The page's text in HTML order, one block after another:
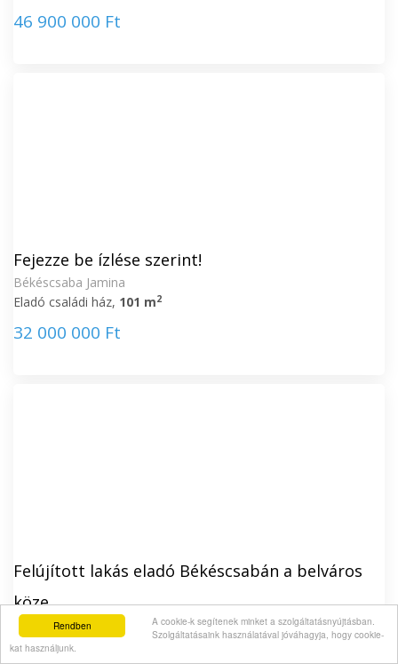
Rendben
A cookie-k segítenek minket a szolgáltatásnyújtásban.
Szolgáltatásaink használatával jóváhagyja, hogy cookie-
kat használjunk.
46 900 000 Ft
Fejezze be ízlése szerint!
Békéscsaba Jamina
Eladó családi ház, 101 m2
32 000 000 Ft
Felújított lakás eladó Békéscsabán a belváros
köze...
Békéscsaba Belváros
Eladó családi ház,
2